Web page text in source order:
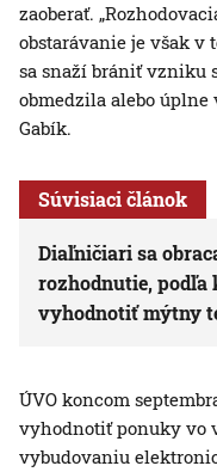
zaoberať.
obstarávanie je však v
sa snaží brániť vzniku
obmedzila alebo úplne
Gabík.
Súvisiaci článok
Diaľničiari sa
rozhodnutie, podľa
vyhodnotiť mýtny
ÚVO koncom
vyhodnotiť ponuky vo
vybudovaniu